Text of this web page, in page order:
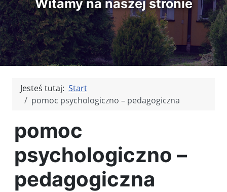
Witamy na naszej stronie
Jesteś tutaj: Start
pomoc psychologiczno – pedagogiczna
pomoc
psychologiczno –
pedagogiczna